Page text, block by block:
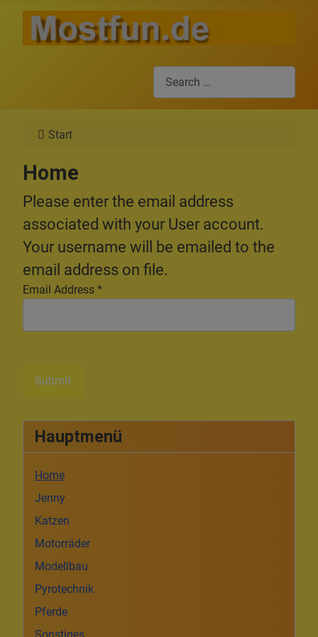
Start
Home
Please enter the email address
associated with your User account.
Your username will be emailed to the
email address on file.
Email Address *
Submit
Hauptmenü
Home
Jenny
Katzen
Motorräder
Modellbau
Pyrotechnik
Pferde